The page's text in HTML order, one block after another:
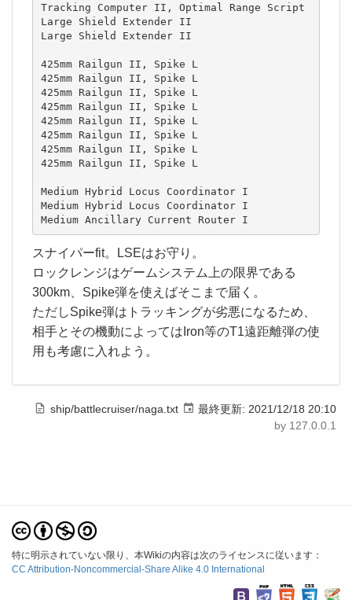
Tracking Computer II, Optimal Range Script
Large Shield Extender II
Large Shield Extender II
425mm Railgun II, Spike L
425mm Railgun II, Spike L
425mm Railgun II, Spike L
425mm Railgun II, Spike L
425mm Railgun II, Spike L
425mm Railgun II, Spike L
425mm Railgun II, Spike L
425mm Railgun II, Spike L
Medium Hybrid Locus Coordinator I
Medium Hybrid Locus Coordinator I
Medium Ancillary Current Router I
スナイパーfit。LSEはお守り。
ロックレンジはゲームシステム上の限界である
300km、Spike弾を使えばそこまで届く。
ただしSpike弾はトラッキングが劣悪になるため、
相手とその機動によってはIron等のT1遠距離弾の使
用も考慮に入れよう。
ship/battlecruiser/naga.txt 最終更新: 2021/12/18 20:10
by 127.0.0.1
特に明示されていない限り、本Wikiの内容は次のライセンスに従います：
CC Attribution-Noncommercial-Share Alike 4.0 International